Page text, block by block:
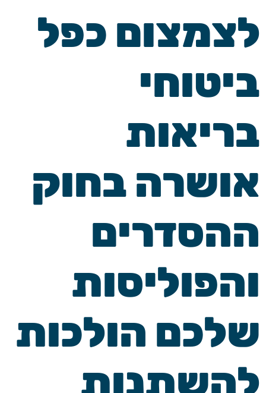
לצמצום כפל
ביטוחי
בריאות
אושרה בחוק
ההסדרים
והפוליסות
שלכם הולכות
להשתנות